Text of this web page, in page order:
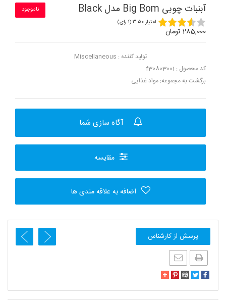
آبنبات چوبی Big Bom مدل Black ناموجود
امتیاز 3.50 (1 رای)
285,000 تومان
تولید کننده : Miscellaneous
کد محصول : f30803001
برگشت به مجموعه: مواد غذایی
آگاه سازی شما
مقایسه
اضافه به علاقه مندی ها
پرسش از کارشناس